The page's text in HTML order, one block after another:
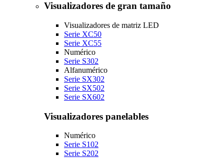
Visualizadores de gran tamaño
Visualizadores de matriz LED
Serie XC50
Serie XC55
Numérico
Serie S302
Alfanumérico
Serie SX302
Serie SX502
Serie SX602
Visualizadores panelables
Numérico
Serie S102
Serie S202